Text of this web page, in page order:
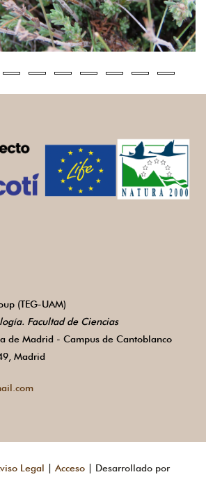
(TEG-UAM)
Facultad de Ciencias
de Madrid - Campus de Cantoblanco
Madrid
Legal Acceso | Desarrollado por